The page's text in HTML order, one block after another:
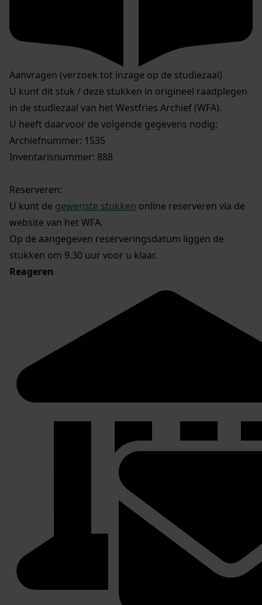
Aanvragen (verzoek tot inzage op de studiezaal)
U kunt dit stuk / deze stukken in origineel raadplegen
in de studiezaal van het Westfries Archief (WFA).
U heeft daarvoor de volgende gegevens nodig:
Archiefnummer: 1535
Inventarisnummer: 888
Reserveren:
U kunt de gewenste stukken online reserveren via de
website van het WFA.
Op de aangegeven reserveringsdatum liggen de
stukken om 9.30 uur voor u klaar.
Reageren